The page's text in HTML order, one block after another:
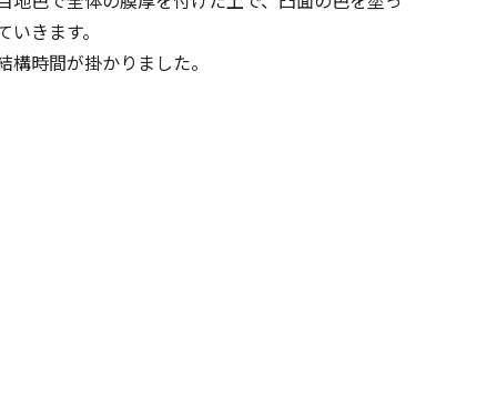
いきます。
構時間が掛かりました。